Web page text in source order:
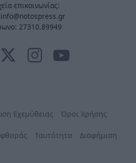
επικοινωνίας:
27310.89949
Εχεμύθειας Όροι Χρήσης
Ταυτότητα Διαφήμιση